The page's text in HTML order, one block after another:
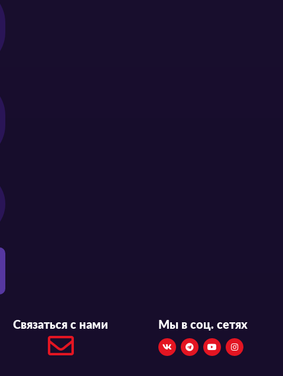
Связаться с нами Мы в соц. сетях